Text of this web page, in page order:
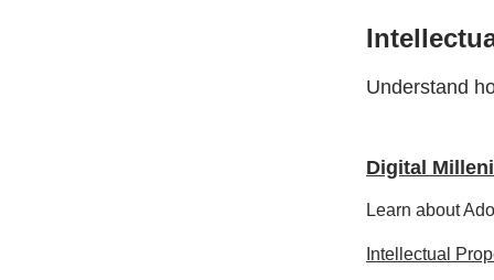
Understand
Digital
Learn about
Intellectual